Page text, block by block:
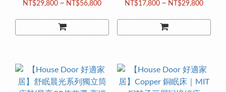
簧 台灣製造)
NT$29,800 ~ NT$56,800
簧支撐 台灣製造)
NT$17,800 ~ NT$29,800